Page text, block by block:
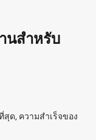
นสำหรับ
ด, ความสำเร็จของ